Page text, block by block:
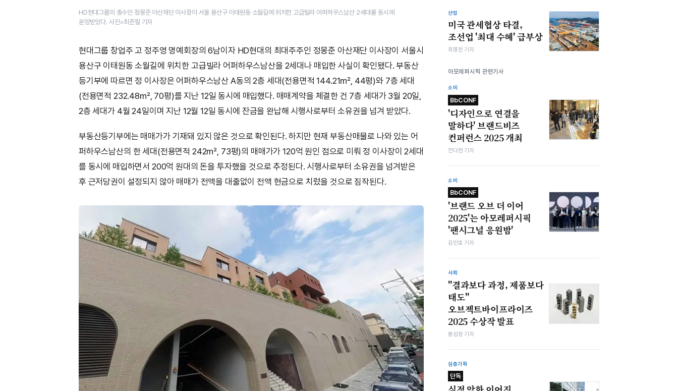
HD현대그룹의 총수인 정몽준 아산재단 이사장이 서울 용산구 이태원동 소월길에 위치한 고급빌라 어퍼하우스남산 2세대를 동시에
분양받았다. 사진=최준필 기자
현대그룹 창업주 고 정주영 명예회장의 6남이자 HD현대의 최대주주인 정몽준 아산재단 이사장이 서울시
용산구 이태원동 소월길에 위치한 고급빌라 어퍼하우스남산을 2세대나 매입한 사실이 확인됐다. 부동산
등기부에 따르면 정 이사장은 어퍼하우스남산 A동의 2층 세대(전용면적 144.21㎡, 44평)와 7층 세대
(전용면적 232.48㎡, 70평)를 지난 12일 동시에 매입했다. 매매계약을 체결한 건 7층 세대가 3월 20일,
2층 세대가 4월 24일이며 지난 12월 12일 동시에 잔금을 완납해 시행사로부터 소유권을 넘겨 받았다.
부동산등기부에는 매매가가 기재돼 있지 않은 것으로 확인된다. 하지만 현재 부동산매물로 나와 있는 어
퍼하우스남산의 한 세대(전용면적 242㎡, 73평)의 매매가가 120억 원인 점으로 미뤄 정 이사장이 2세대
를 동시에 매입하면서 200억 원대의 돈을 투자했을 것으로 추정된다. 시행사로부터 소유권을 넘겨받은
후 근저당권이 설정되지 않아 매매가 전액을 대출없이 전액 현금으로 치렀을 것으로 짐작된다.
산업
미국 관세협상 타결,
조선업 '최대 수혜' 급부상
최영찬 기자
아모레퍼시픽 관련기사
소비
BbCONF
'디자인으로 연결을
말하다' 브랜드비즈
컨퍼런스 2025 개최
전다현 기자
소비
BbCONF
'브랜드 오브 더 이어
2025'는 아모레퍼시픽
'팬시그널 응원밤'
김민호 기자
사회
"결과보다 과정, 제품보다
태도"
오브젝트바이프라이즈
2025 수상작 발표
봉성창 기자
심층기획
단독